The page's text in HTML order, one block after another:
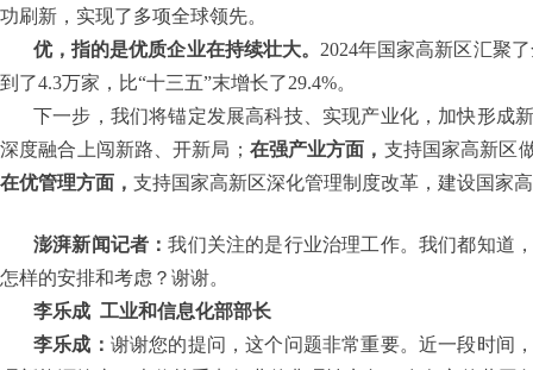
功刷新，实现了多项全球领先。
优，指的是优质企业在持续壮大。 2024年国家高新区汇聚
到了4.3万家，比“十三五”末增长了29.4%。
下一步，我们将锚定发展高科技、实现产业化，加快形成
深度融合上闯新路、开新局； 在强产业方面， 支持国家高新区
在优管理方面， 支持国家高新区深化管理制度改革，建设国家
澎湃新闻记者：我们关注的是行业治理工作。我们都知道
怎样的安排和考虑？谢谢。
李乐成 工业和信息化部部长
李乐成： 谢谢您的提问，这个问题非常重要。近一段时间